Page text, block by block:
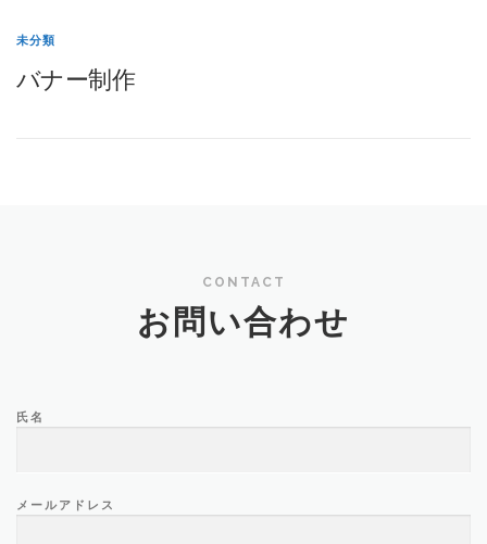
未分類
バナー制作
CONTACT
お問い合わせ
氏名
メールアドレス